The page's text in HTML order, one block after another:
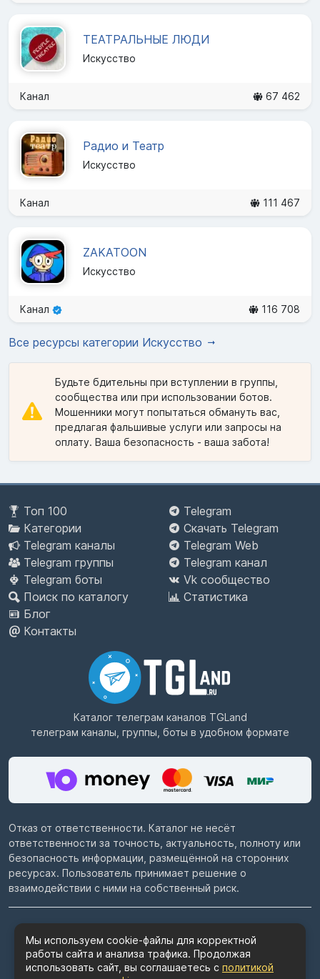
ТЕАТРАЛЬНЫЕ ЛЮДИ
Искусство
Канал 67 462
Радио и Театр
Искусство
Канал 111 467
ZAKATOON
Искусство
Канал 116 708
Все ресурсы категории Искусство
Будьте бдительны при вступлении в группы,
сообщества или при использовании ботов.
Мошенники могут попытаться обмануть вас,
предлагая фальшивые услуги или запросы на
оплату. Ваша безопасность - ваша забота!
Топ 100
Категории
Telegram каналы
Telegram группы
Telegram боты
Поиск по каталогу
Блог
Контакты
Telegram
Скачать Telegram
Telegram Web
Telegram канал
Vk сообщество
Статистика
Каталог телеграм каналов TGLand
телеграм каналы, группы, боты в удобном формате
Отказ от ответственности. Каталог не несёт
ответственности за точность, актуальность, полноту или
безопасность информации, размещённой на сторонних
ресурсах. Пользователь принимает решение о
взаимодействии с ними на собственный риск.
Пользовательское соглашение
Политика конфиденциальности
Мы используем cookie-файлы для корректной
работы сайта и анализа трафика. Продолжая
использовать сайт, вы соглашаетесь с политикой